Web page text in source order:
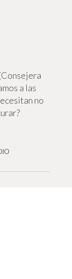
a las
no